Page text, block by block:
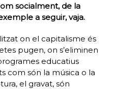
socialment, de la
a seguir, vaja.
on el capitalisme és
pugen, on s’eliminen
educatius
com són la música o la
el gravat, són